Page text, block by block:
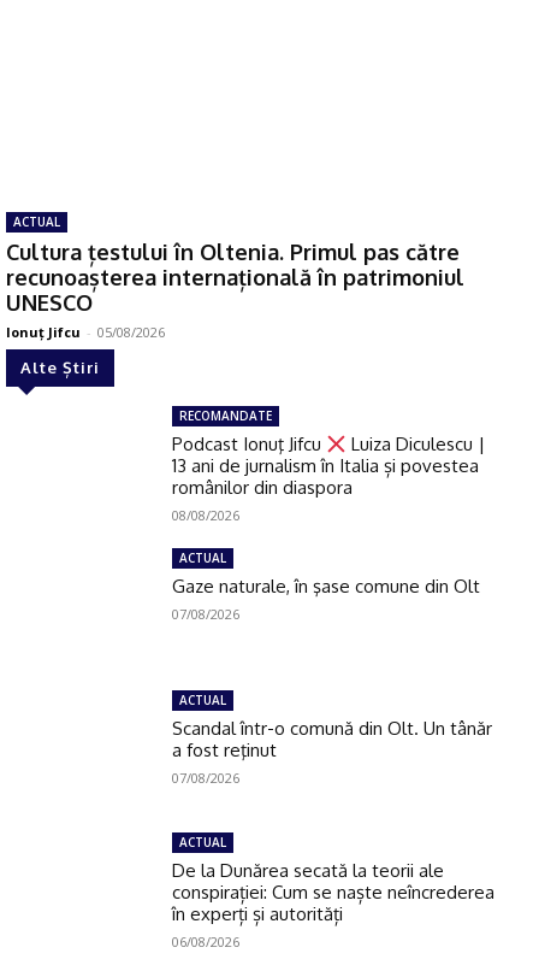
ACTUAL
Cultura țestului în Oltenia. Primul pas către
recunoașterea internațională în patrimoniul
UNESCO
Ionuţ Jifcu - 05/08/2026
Alte Știri
RECOMANDATE
Podcast Ionuţ Jifcu
Luiza Diculescu |
13 ani de jurnalism în Italia și povestea
românilor din diaspora
08/08/2026
ACTUAL
Gaze naturale, în şase comune din Olt
07/08/2026
ACTUAL
Scandal într-o comună din Olt. Un tânăr
a fost reţinut
07/08/2026
ACTUAL
De la Dunărea secată la teorii ale
conspirației: Cum se naște neîncrederea
în experți și autorități
06/08/2026